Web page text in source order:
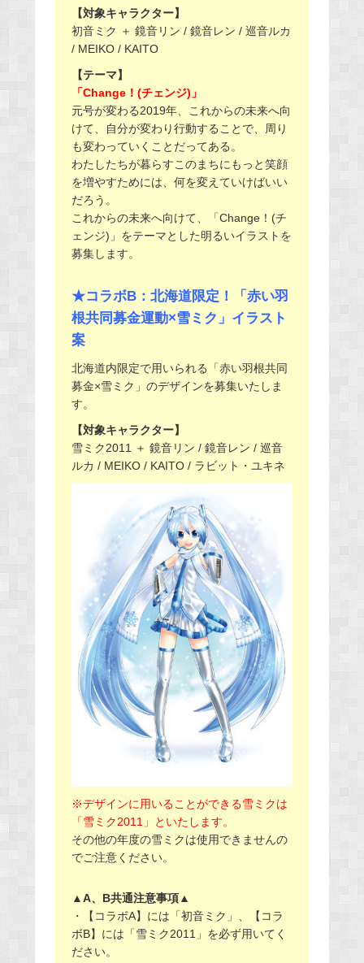
【対象キャラクター】
初音ミク ＋ 鏡音リン / 鏡音レン / 巡音ルカ
/ MEIKO / KAITO
【テーマ】
「Change！(チェンジ)」
元号が変わる2019年、これからの未来へ向
けて、自分が変わり行動することで、周り
も変わっていくことだってある。
わたしたちが暮らすこのまちにもっと笑顔
を増やすためには、何を変えていけばいい
だろう。
これからの未来へ向けて、「Change！(チ
ェンジ)」をテーマとした明るいイラストを
募集します。
★コラボB：北海道限定！「赤い羽
根共同募金運動×雪ミク」イラスト
案
北海道内限定で用いられる「赤い羽根共同
募金×雪ミク」のデザインを募集いたしま
す。
【対象キャラクター】
雪ミク2011 ＋ 鏡音リン / 鏡音レン / 巡音
ルカ / MEIKO / KAITO / ラビット・ユキネ
※デザインに用いることができる雪ミクは
「雪ミク2011」といたします。
その他の年度の雪ミクは使用できませんの
でご注意ください。
▲A、B共通注意事項▲
・【コラボA】には「初音ミク」、【コラ
ボB】には「雪ミク2011」を必ず用いてく
ださい。